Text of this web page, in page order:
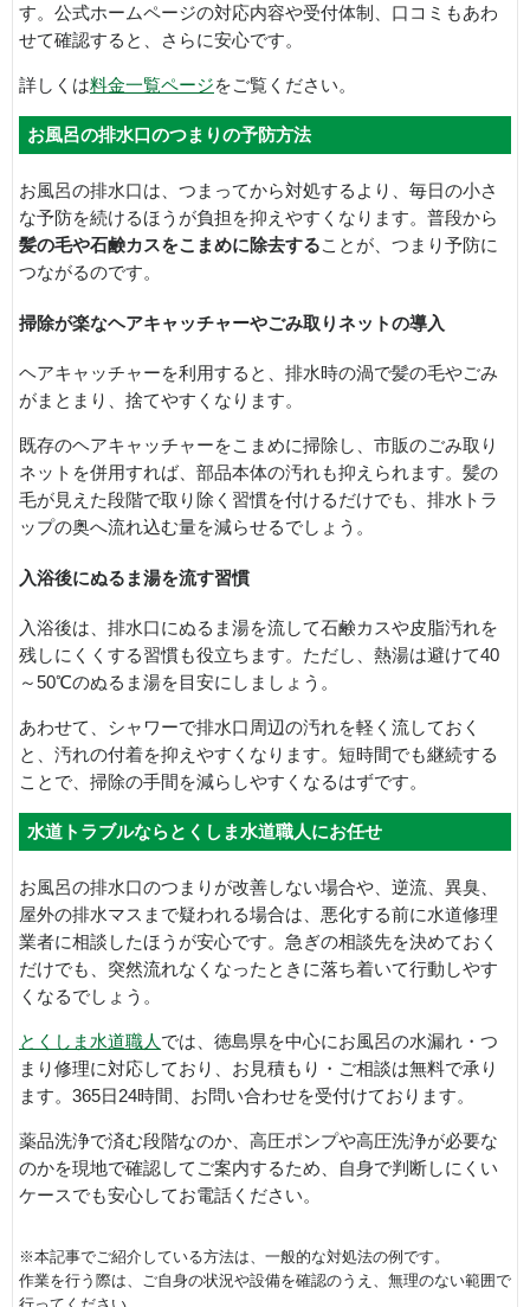
す。公式ホームページの対応内容や受付体制、口コミもあわ
せて確認すると、さらに安心です。
詳しくは料金一覧ページをご覧ください。
お風呂の排水口のつまりの予防方法
お風呂の排水口は、つまってから対処するより、毎日の小さ
な予防を続けるほうが負担を抑えやすくなります。普段から
髪の毛や石鹸カスをこまめに除去することが、つまり予防に
つながるのです。
掃除が楽なヘアキャッチャーやごみ取りネットの導入
ヘアキャッチャーを利用すると、排水時の渦で髪の毛やごみ
がまとまり、捨てやすくなります。
既存のヘアキャッチャーをこまめに掃除し、市販のごみ取り
ネットを併用すれば、部品本体の汚れも抑えられます。髪の
毛が見えた段階で取り除く習慣を付けるだけでも、排水トラ
ップの奥へ流れ込む量を減らせるでしょう。
入浴後にぬるま湯を流す習慣
入浴後は、排水口にぬるま湯を流して石鹸カスや皮脂汚れを
残しにくくする習慣も役立ちます。ただし、熱湯は避けて40
～50℃のぬるま湯を目安にしましょう。
あわせて、シャワーで排水口周辺の汚れを軽く流しておく
と、汚れの付着を抑えやすくなります。短時間でも継続する
ことで、掃除の手間を減らしやすくなるはずです。
水道トラブルならとくしま水道職人にお任せ
お風呂の排水口のつまりが改善しない場合や、逆流、異臭、
屋外の排水マスまで疑われる場合は、悪化する前に水道修理
業者に相談したほうが安心です。急ぎの相談先を決めておく
だけでも、突然流れなくなったときに落ち着いて行動しやす
くなるでしょう。
とくしま水道職人 では、徳島県を中心にお風呂の水漏れ・つ
まり修理に対応しており、お見積もり・ご相談は無料で承り
ます。365日24時間、お問い合わせを受付けております。
薬品洗浄で済む段階なのか、高圧ポンプや高圧洗浄が必要な
のかを現地で確認してご案内するため、自身で判断しにくい
ケースでも安心してお電話ください。
※本記事でご紹介している方法は、一般的な対処法の例です。
作業を行う際は、ご自身の状況や設備を確認のうえ、無理のない範囲で